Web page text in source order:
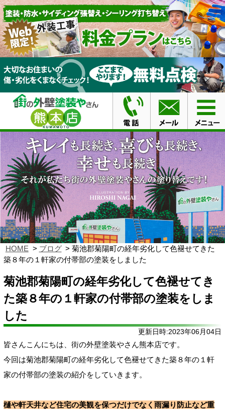
HOME ブログ
菊池郡菊陽町の経年劣化して色褪せてきた
築８年の１軒家の付帯部の塗装をしました
菊池郡菊陽町の経年劣化して色褪せてき
た築８年の１軒家の付帯部の塗装をしま
した
更新日時:2023年06月04日
皆さんこんにちは、街の外壁塗装やさん熊本店です。
今回は菊池郡菊陽町の経年劣化して色褪せてきた築８年の１軒
家の付帯部の塗装の紹介をしていきます。
樋や軒天井など住宅の美観を保つだけでなく雨漏り防止など重